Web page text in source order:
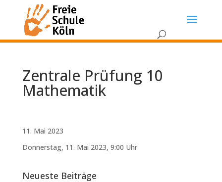
Zentrale Prüfung 10
Mathematik
11. Mai 2023
Donnerstag, 11. Mai 2023, 9:00 Uhr
Neueste Beiträge